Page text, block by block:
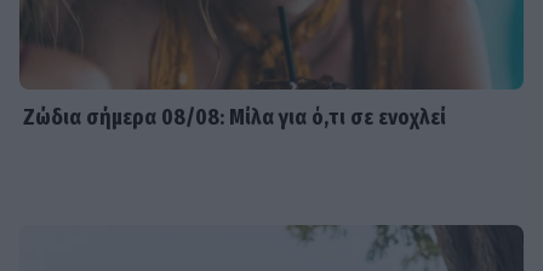
Ζώδια σήμερα 08/08: Μίλα για ό,τι σε ενοχλεί